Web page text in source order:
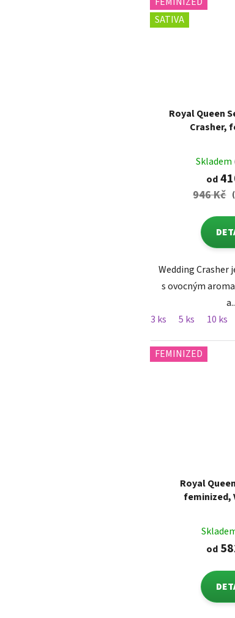
SATIVA
Royal Queen
Crasher,
Skladem
od
946 Kč
Wedding Crasher
s ovocným
3 ks
5 ks 10 ks
FEMINIZED
Royal
feminized,
od